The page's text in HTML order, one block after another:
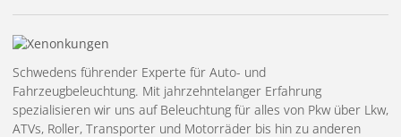
Frontscheinwerfer
Stadtverkehr in hell erleuchteten Städten) bis über 1000
Lumen (für dunklere Landstraßen und Wege). Je mehr
Lumen, desto länger die Sichtweite.Rückleuchtensollte
rot sein und aus mindestens 150 Metern Entfernung
Schwedens führender Experte für Auto- und
Fahrzeugbeleuchtung. Mit jahrzehntelanger Erfahrung
spezialisieren wir uns auf Beleuchtung für alles von Pkw über Lkw,
ATVs, Roller, Transporter und Motorräder bis hin zu anderen